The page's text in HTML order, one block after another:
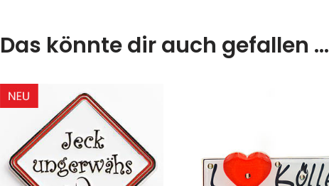
Das könnte dir auch gefallen …